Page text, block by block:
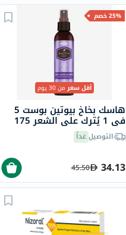
25% خصم
أقل سعرمن 30 يوم
هاسك بخاخ بيوتين بوست 5
في 1 يُترك على الشعر 175
ملالتوصيلغداً
34.13
45.50